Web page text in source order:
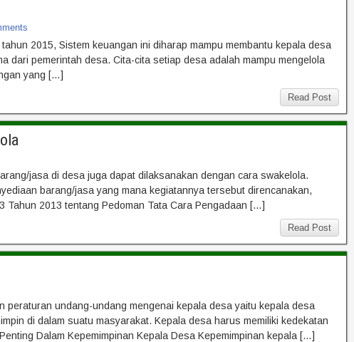
2015, Sistem keuangan ini diharap mampu membantu kepala desa
dari pemerintah desa. Cita-cita setiap desa adalah mampu mengelola
yang […]
Read Post
jasa di desa juga dapat dilaksanakan dengan cara swakelola.
barang/jasa yang mana kegiatannya tersebut direncanakan,
Tahun 2013 tentang Pedoman Tata Cara Pengadaan […]
Read Post
undang-undang mengenai kepala desa yaitu kepala desa
di dalam suatu masyarakat. Kepala desa harus memiliki kedekatan
Dalam Kepemimpinan Kepala Desa Kepemimpinan kepala […]